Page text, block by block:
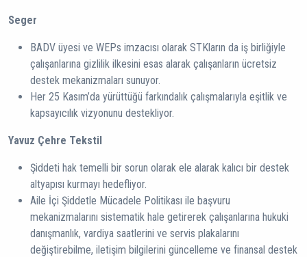
Seger
BADV üyesi ve WEPs imzacısı olarak STKların da iş birliğiyle
çalışanlarına gizlilik ilkesini esas alarak çalışanların ücretsiz
destek mekanizmaları sunuyor.
Her 25 Kasım’da yürüttüğü farkındalık çalışmalarıyla eşitlik ve
kapsayıcılık vizyonunu destekliyor.
Yavuz Çehre Tekstil
Şiddeti hak temelli bir sorun olarak ele alarak kalıcı bir destek
altyapısı kurmayı hedefliyor.
Aile İçi Şiddetle Mücadele Politikası ile başvuru
mekanizmalarını sistematik hale getirerek çalışanlarına hukuki
danışmanlık, vardiya saatlerini ve servis plakalarını
değiştirebilme, iletişim bilgilerini güncelleme ve finansal destek